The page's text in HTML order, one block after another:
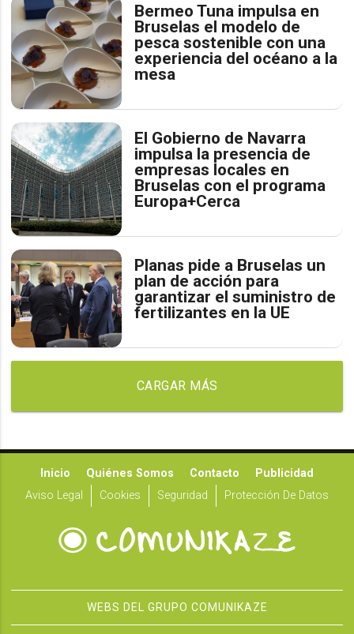
Bermeo Tuna impulsa en
Bruselas el modelo de
pesca sostenible con una
experiencia del océano a la
mesa
El Gobierno de Navarra
impulsa la presencia de
empresas locales en
Bruselas con el programa
Europa+Cerca
Planas pide a Bruselas un
plan de acción para
garantizar el suministro de
fertilizantes en la UE
CARGAR MÁS
Inicio Quiénes Somos Contacto
Publicidad
Aviso Legal
Cookies Seguridad Protección De Datos
WEBS DEL GRUPO COMUNIKAZE